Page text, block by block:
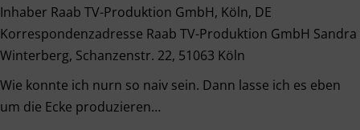
Inhaber Raab TV-Produktion GmbH, Köln, DE
Korrespondenzadresse Raab TV-Produktion GmbH Sandra
Winterberg, Schanzenstr. 22, 51063 Köln
Wie konnte ich nurn so naiv sein. Dann lasse ich es eben
um die Ecke produzieren…